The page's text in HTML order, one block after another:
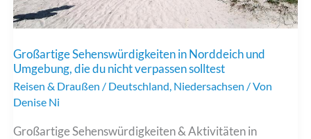
Großartige Sehenswürdigkeiten in Norddeich und
Umgebung, die du nicht verpassen solltest
Reisen & Draußen / Deutschland, Niedersachsen / Von
Denise Ni
Großartige Sehenswürdigkeiten & Aktivitäten in